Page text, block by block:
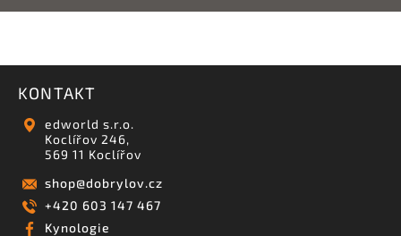
KONTAKT
edworld s.r.o.
Koclířov 246,
569 11 Koclířov
shop@dobrylov.cz
+420 603 147 467
Kynologie